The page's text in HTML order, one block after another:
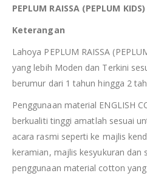
PEPLUM RAISSA (PEPLUM KIDS)
Keterangan
Lahoya PEPLUM RAISSA
yang lebih Moden dan Terkini
berumur dari 1 tahun hingga 2
Penggunaan material ENGLISH
berkualiti tinggi amatlah sesuai
acara rasmi seperti ke majlis
keramian, majlis kesyukuran dan
penggunaan material cotton